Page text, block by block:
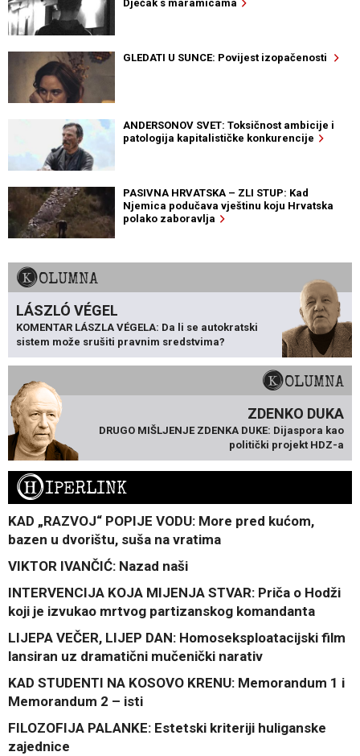
Dječak s maramicama
GLEDATI U SUNCE: Povijest izopačenosti
ANDERSONOV SVET: Toksičnost ambicije i
patologija kapitalističke konkurencije
PASIVNA HRVATSKA – ZLI STUP: Kad
Njemica podučava vještinu koju Hrvatska
polako zaboravlja
KOLUMNA
LÁSZLÓ VÉGEL
KOMENTAR LÁSZLA VÉGELA: Da li se autokratski
sistem može srušiti pravnim sredstvima?
KOLUMNA
ZDENKO DUKA
DRUGO MIŠLJENJE ZDENKA DUKE: Dijaspora kao
politički projekt HDZ-a
HIPERLINK
KAD „RAZVOJ“ POPIJE VODU: More pred kućom,
bazen u dvorištu, suša na vratima
VIKTOR IVANČIĆ: Nazad naši
INTERVENCIJA KOJA MIJENJA STVAR: Priča o Hodži
koji je izvukao mrtvog partizanskog komandanta
LIJEPA VEČER, LIJEP DAN: Homoseksploatacijski film
lansiran uz dramatični mučenički narativ
KAD STUDENTI NA KOSOVO KRENU: Memorandum 1 i
Memorandum 2 – isti
FILOZOFIJA PALANKE: Estetski kriteriji huliganske
zajednice